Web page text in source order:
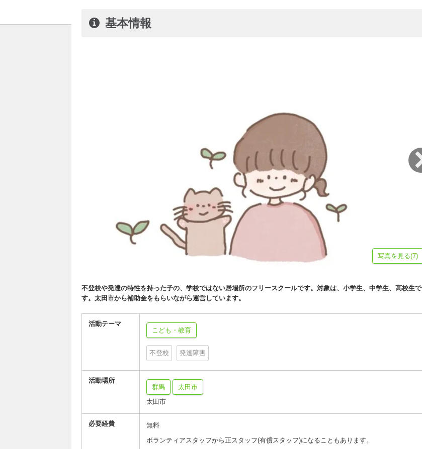
基本情報
写真を見る(7)
不登校や発達の特性を持った子の、学校ではない居場所のフリースクールです。対象は、小学生、中学生、高校生で
す。太田市から補助金をもらいながら運営しています。
活動テーマ
こども・教育
不登校 発達障害
活動場所
群馬
太田市
太田市
必要経費
無料
ボランティアスタッフから正スタッフ(有償スタッフ)になることもあります。